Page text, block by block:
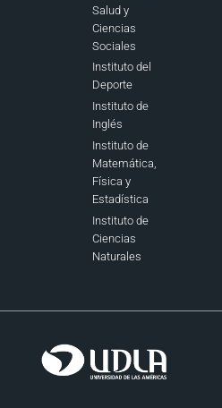
Salud y
Ciencias
Sociales
Instituto del
Deporte
Instituto de
Inglés
Instituto de
Matemática,
Física y
Estadística
Instituto de
Ciencias
Naturales